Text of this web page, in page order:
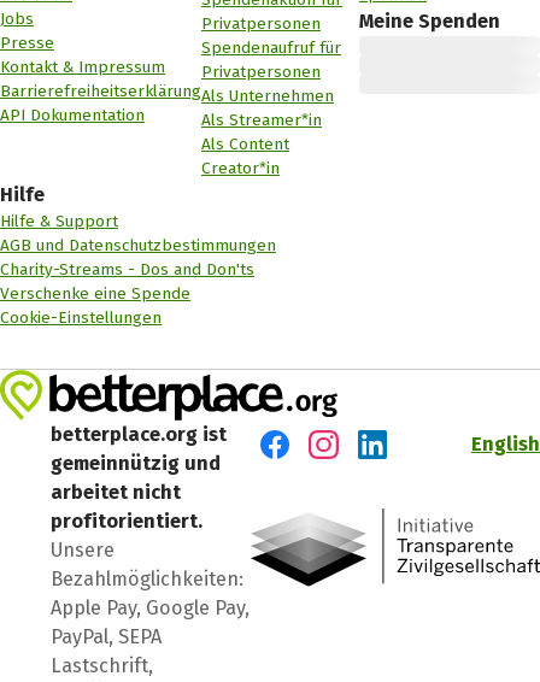
Jobs
Presse
Kontakt & Impressum
Barrierefreiheitserklärung
API Dokumentation
Privatpersonen
Spendenaufruf für
Privatpersonen
Als Unternehmen
Als Streamer*in
Als Content
Creator*in
Meine Spenden
Hilfe
Hilfe & Support
AGB und Datenschutzbestimmungen
Charity-Streams - Dos and Don'ts
Verschenke eine Spende
Cookie-Einstellungen
betterplace.org ist
gemeinnützig und
arbeitet nicht
profitorientiert.
Unsere
Bezahlmöglichkeiten:
Apple Pay, Google Pay,
PayPal, SEPA
Lastschrift,
English